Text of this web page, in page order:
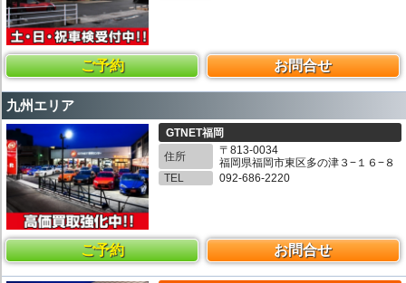
ご予約 お問合せ
九州エリア
GTNET福岡
住所
〒813-0034
福岡県福岡市東区多の津３−１６−８
TEL
092-686-2220
ご予約 お問合せ